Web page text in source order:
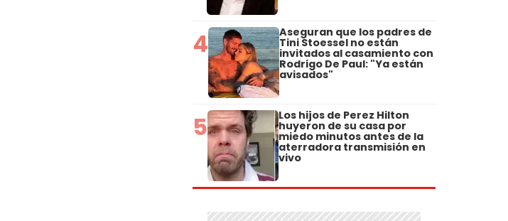
4 Aseguran que los padres de
Tini Stoessel no están
invitados al casamiento con
Rodrigo De Paul: "Ya están
avisados"
5 Los hijos de Perez Hilton
huyeron de su casa por
miedo minutos antes de la
aterradora transmisión en
vivo